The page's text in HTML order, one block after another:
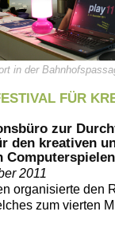
in der
FÜR
zur
den kreativen
2011
organisierte den
zum vierten